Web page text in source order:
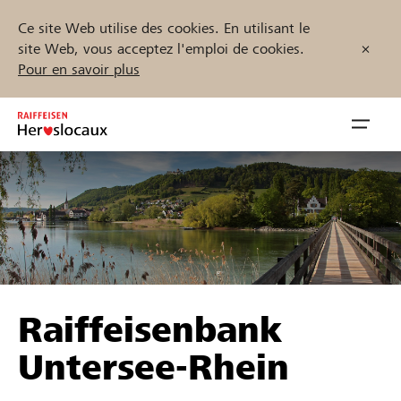
Ce site Web utilise des cookies. En utilisant le
site Web, vous acceptez l'emploi de cookies.
Pour en savoir plus
Inhalt
springen
öffnen
Parrainer
Soutien & assistance
Trouvez des projets et des organisations
Démarrez maintenant
Raiffeisenbank
Untersee-Rhein